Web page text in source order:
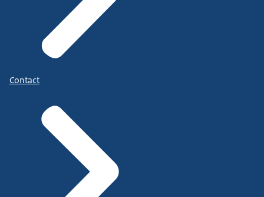
Contact